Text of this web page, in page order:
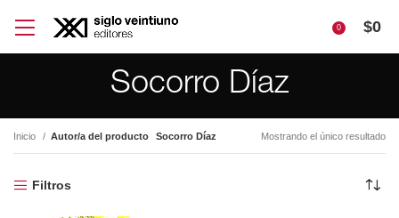
0 $0
Socorro Díaz
Inicio Autor/a del producto Socorro Díaz Mostrando el único resultado
Filtros